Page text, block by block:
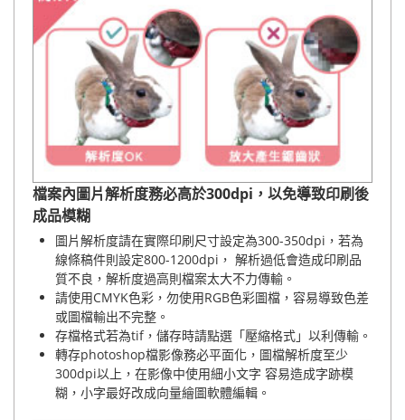
檔案內圖片解析度務必高於300dpi，以免導致印刷後
成品模糊
圖片解析度請在實際印刷尺寸設定為300-350dpi，若為
線條稿件則設定800-1200dpi， 解析過低會造成印刷品
質不良，解析度過高則檔案太大不力傳輸。
請使用CMYK色彩，勿使用RGB色彩圖檔，容易導致色差
或圖檔輸出不完整。
存檔格式若為tif，儲存時請點選「壓縮格式」以利傳輸。
轉存photoshop檔影像務必平面化，圖檔解析度至少
300dpi以上，在影像中使用細小文字 容易造成字跡模
糊，小字最好改成向量繪圖軟體編輯。